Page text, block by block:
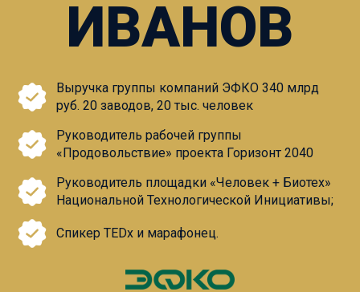
ИВАНОВ
Выручка группы компаний ЭФКО 340 млрд
руб. 20 заводов, 20 тыс. человек
Руководитель рабочей группы
«Продовольствие» проекта Горизонт 2040
Руководитель площадки «Человек + Биотех»
Национальной Технологической Инициативы;
Спикер ТЕDx и марафонец.